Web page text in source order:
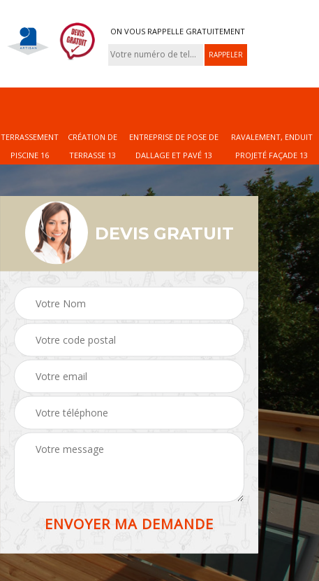
ON VOUS RAPPELLE GRATUITEMENT
TERRASSEMENT
PISCINE 16
CRÉATION DE
TERRASSE 13
ENTREPRISE DE POSE DE
DALLAGE ET PAVÉ 13
RAVALEMENT, ENDUIT
PROJETÉ FAÇADE 13
DEVIS GRATUIT